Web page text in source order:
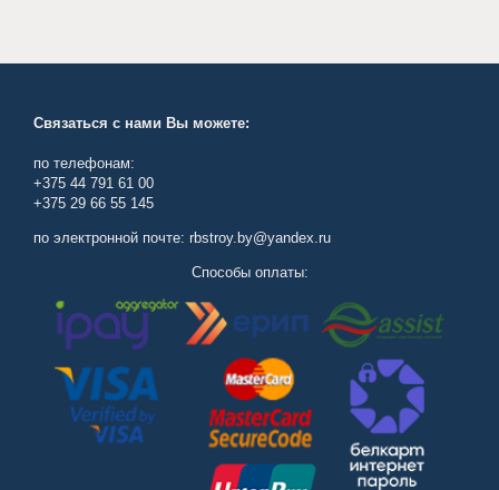
Связаться с нами Вы можете:
по телефонам:
+375 44 791 61 00
+375 29 66 55 145
по электронной почте: rbstroy.by@yandex.ru
Способы оплаты: